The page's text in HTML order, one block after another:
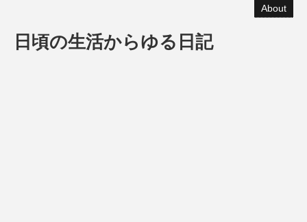
About
日頃の生活からゆる日記